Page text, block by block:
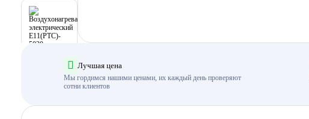
Лучшая цена
Мы гордимся нашими ценами, их каждый день проверяют
сотни клиентов